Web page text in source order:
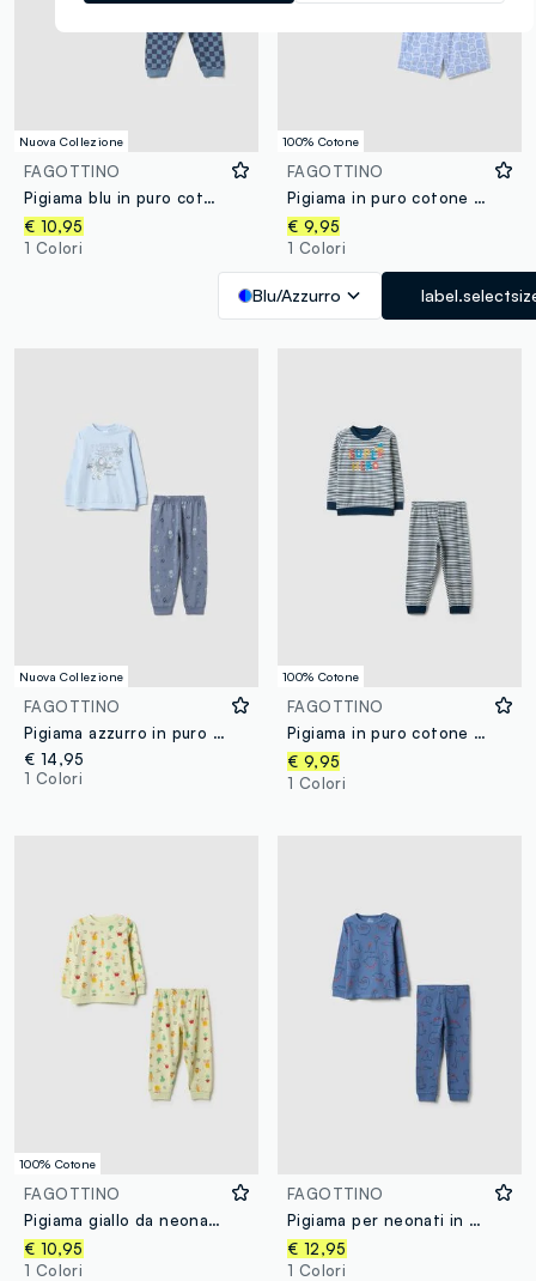
Nuova Collezione
FAGOTTINO
Pigiama blu in puro cotone organico con pantaloni a quadri per neonato
€ 10,95
1 Colori
100% Cotone
FAGOTTINO
Pigiama in puro cotone multicolor da neonato regular fit con stampe
€ 9,95
1 Colori
Blu/Azzurro
Nuova Collezione
FAGOTTINO
Pigiama azzurro in puro cotone organico con stampa Toy Story per neonato e bimbo
€ 14,95
1 Colori
100% Cotone
FAGOTTINO
Pigiama in puro cotone a righe multicolor da neonato con stampa
€ 9,95
1 Colori
100% Cotone
FAGOTTINO
Pigiama giallo da neonato in puro cotone regular fit con stampe
€ 10,95
1 Colori
FAGOTTINO
Pigiama per neonati in misto cotone blu regular fit con dinosauri
€ 12,95
1 Colori